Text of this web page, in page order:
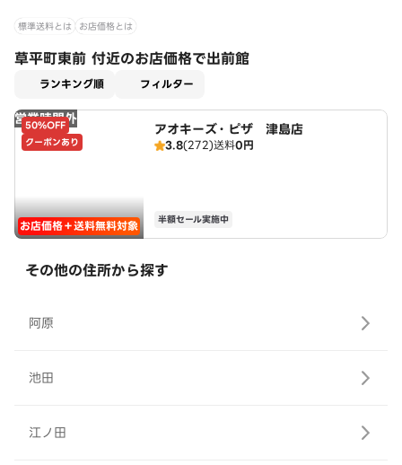
標準送料とは お店価格とは
草平町東前 付近のお店価格で出前館
ランキング順 フィルター
営業時間外
50%OFF
クーポンあり
お店価格＋送料無料対象
アオキーズ・ピザ 津島店
3.8(272)送料0円
半額セール実施中
その他の住所から探す
阿原
池田
江ノ田